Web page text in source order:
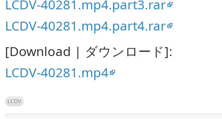
LCDV-40281.mp4.part3.rar
LCDV-40281.mp4.part4.rar
[Download | ダウンロード]:
LCDV-40281.mp4
LCDV